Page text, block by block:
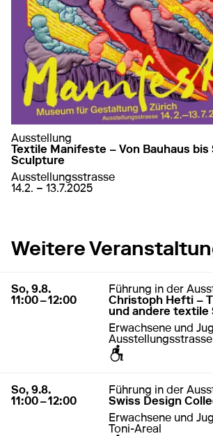
Ausstellung
Textile Manifeste – Von Bauhaus
Sculpture
Ausstellungsstrasse
von 14. Februar 2025
14.2. – 13.7.2025
Weitere
9. August 2026 11:00 – 12:00
So, 9.8.
11:00 – 12:00
Führung in der
Christoph Hefti –
und andere textile
Erwachsene und
Ausstellungsstrasse
9. August 2026
11:00 – 12:00
So, 9.8.
11:00 – 12:00
Führung in der
Swiss Design
Erwachsene und
Toni-Areal